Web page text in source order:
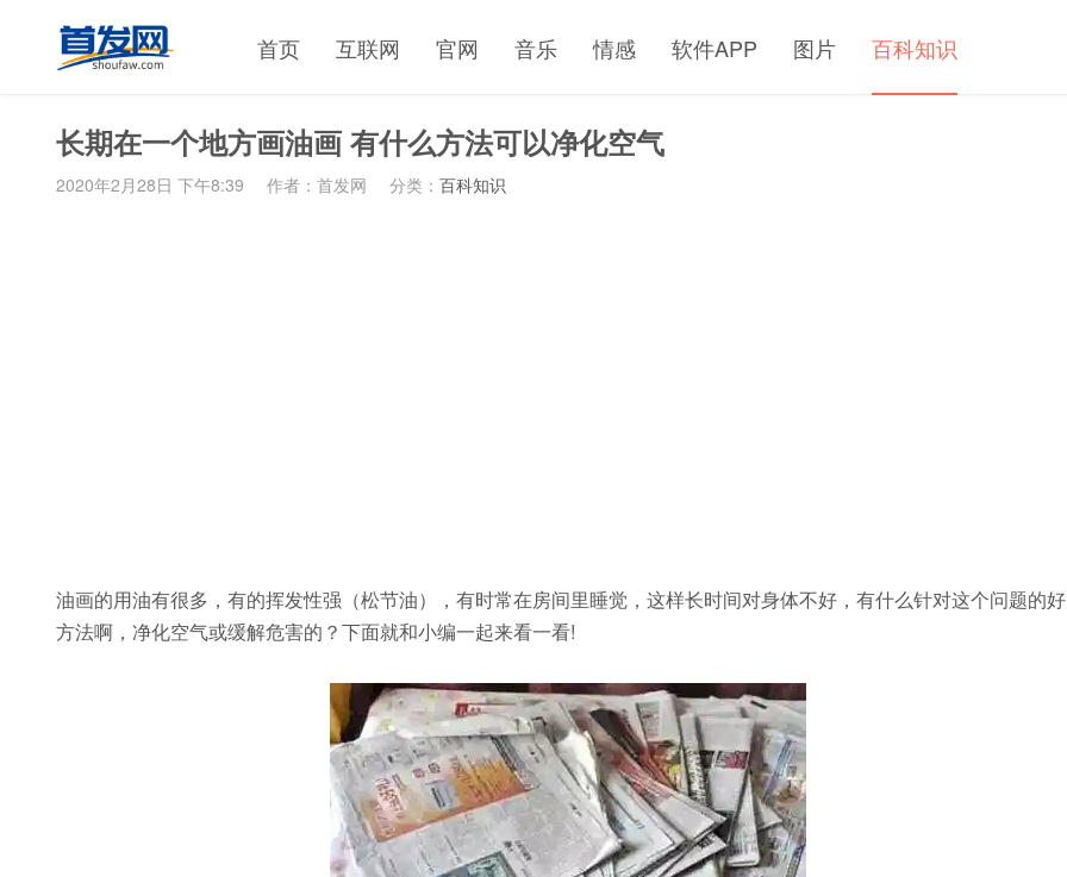
首页 互联网 官网 音乐 情感 软件APP 图片 百科知识
长期在一个地方画油画 有什么方法可以净化空气
2020年2月28日 下午8:39 作者：首发网 分类： 百科知识
油画的用油有很多，有的挥发性强（松节油），有时常在房间里睡觉，这样长时间对身体不好，有什么针对这个问题的好
方法啊，净化空气或缓解危害的？下面就和小编一起来看一看!